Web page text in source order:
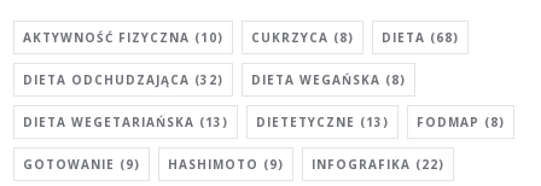
AKTYWNOŚĆ FIZYCZNA (10) CUKRZYCA (8) DIETA (68)
DIETA ODCHUDZAJĄCA (32) DIETA WEGAŃSKA (8)
DIETA WEGETARIAŃSKA (13) DIETETYCZNE (13) FODMAP (8)
GOTOWANIE (9) HASHIMOTO (9) INFOGRAFIKA (22)